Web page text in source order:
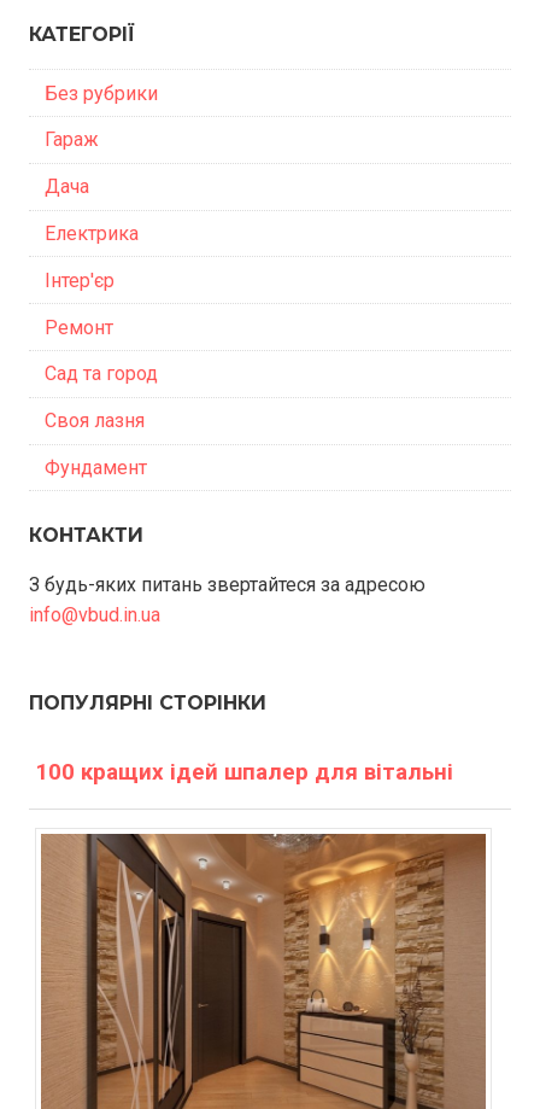
КАТЕГОРІЇ
Без рубрики
Гараж
Дача
Електрика
Інтер'єр
Ремонт
Сад та город
Своя лазня
Фундамент
КОНТАКТИ
З будь-яких питань звертайтеся за адресою
info@vbud.in.ua
ПОПУЛЯРНІ СТОРІНКИ
100 кращих ідей шпалер для вітальні